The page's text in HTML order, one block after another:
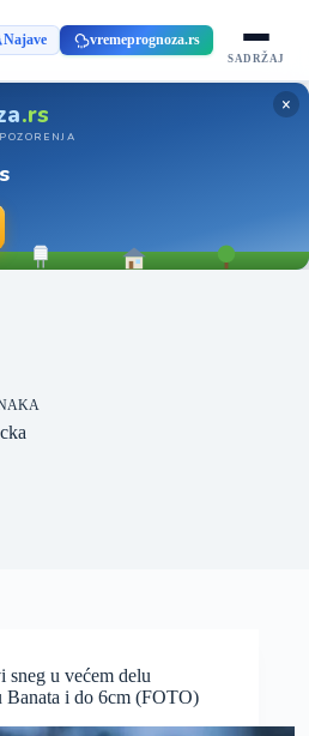
Najave vremeprognoza.rs
SADRŽAJ
.rs ×
sneg u većem delu
Banata i do 6cm (FOTO)